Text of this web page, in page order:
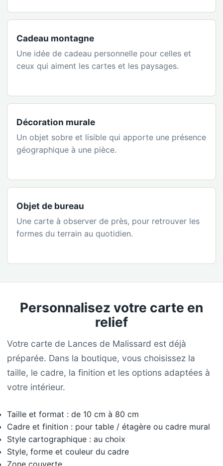
Cadeau montagne
Une idée de cadeau personnelle pour celles et
ceux qui aiment les cartes et les paysages.
Décoration murale
Un objet sobre et lisible qui apporte une présence
géographique à une pièce.
Objet de bureau
Une carte à observer de près, pour retrouver les
formes du terrain au quotidien.
Personnalisez votre carte en
relief
Votre carte de Lances de Malissard est déjà
préparée. Dans la boutique, vous choisissez la
taille, le cadre, la finition et les options adaptées à
votre intérieur.
Taille et format : de 10 cm à 80 cm
Cadre et finition : pour table / étagère ou cadre mural
Style cartographique : au choix
Style, forme et couleur du cadre